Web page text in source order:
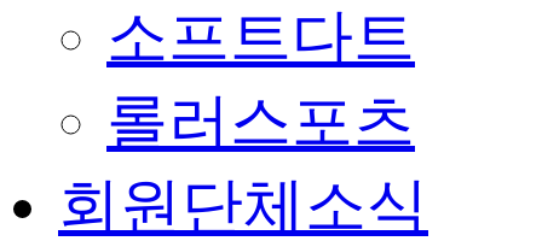
소프트다트
롤러스포츠
회원단체소식